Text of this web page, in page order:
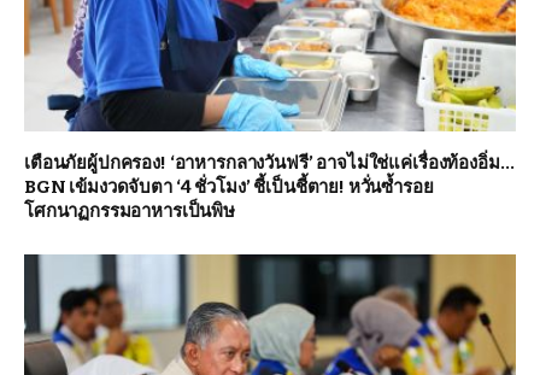
เตือนภัยผู้ปกครอง! ‘อาหารกลางวันฟรี’ อาจไม่ใช่แค่เรื่องท้องอิ่ม…
BGN เข้มงวดจับตา ‘4 ชั่วโมง’ ชี้เป็นชี้ตาย! หวั่นซ้ำรอย
โศกนาฏกรรมอาหารเป็นพิษ